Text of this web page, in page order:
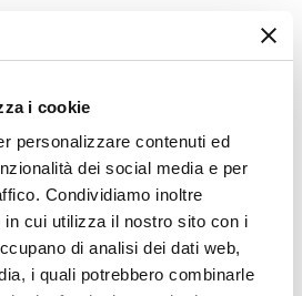
i cookie
personalizzare contenuti ed
dei social media e per
Condividiamo inoltre
in cui utilizza il nostro sito con i
di analisi dei dati web,
i quali potrebbero combinarle
anche